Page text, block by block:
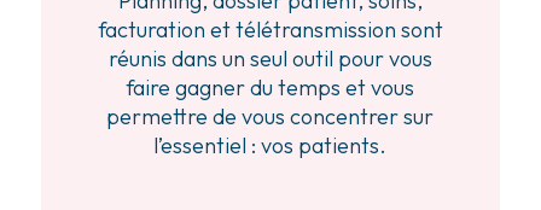
facturation et télétransmission sont
réunis dans un seul outil pour vous
faire gagner du temps et vous
permettre de vous concentrer sur
l’essentiel : vos patients.